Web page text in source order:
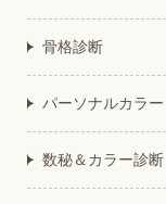
骨格診断
パーソナルカラー
数秘＆カラー診断